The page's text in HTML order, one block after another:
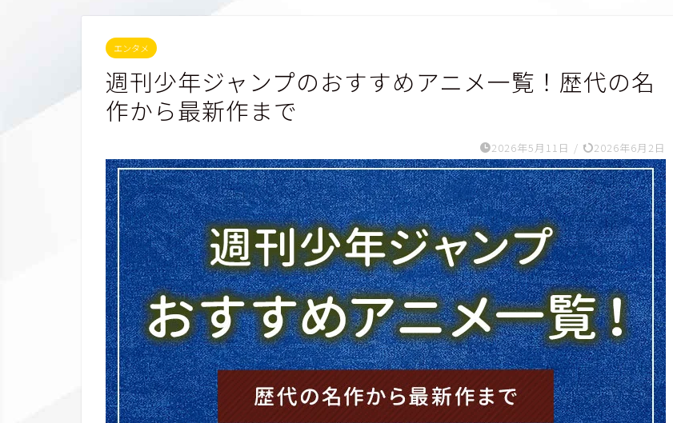
エンタメ
週刊少年ジャンプのおすすめアニメ一覧！歴代の名
作から最新作まで
2026年5月11日 / 2026年6月2日